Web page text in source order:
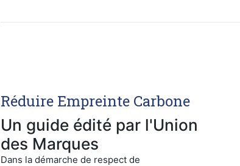
Réduire Empreinte Carbone
Un guide édité par l'Union
des Marques
Dans la démarche de respect de